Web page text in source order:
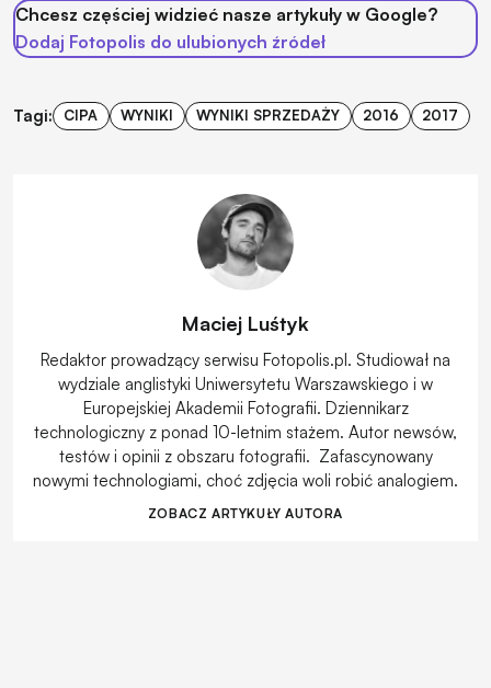
Chcesz częściej widzieć nasze artykuły w Google?
Dodaj Fotopolis do ulubionych źródeł
Tagi: CIPA WYNIKI WYNIKI SPRZEDAŻY 2016 2017
Maciej Luśtyk
Redaktor prowadzący serwisu Fotopolis.pl. Studiował na
wydziale anglistyki Uniwersytetu Warszawskiego i w
Europejskiej Akademii Fotografii. Dziennikarz
technologiczny z ponad 10-letnim stażem. Autor newsów,
testów i opinii z obszaru fotografii. Zafascynowany
nowymi technologiami, choć zdjęcia woli robić analogiem.
ZOBACZ ARTYKUŁY AUTORA